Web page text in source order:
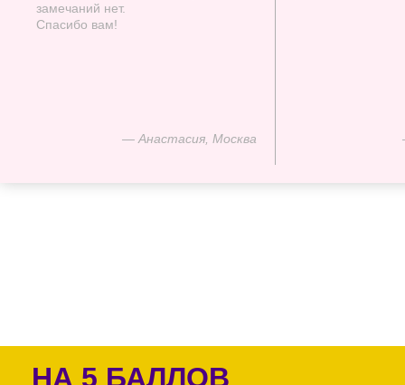
— Анастасия, Москва
замечаний нет.
Спасибо вам!
НА 5 БАЛЛОВ